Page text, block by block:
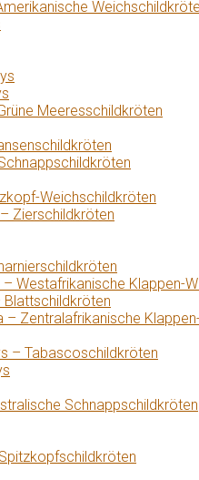
Meeresschildkröten
Weichschildkröten
Zierschildkröten
Westafrikanische Klappen-
Blattschildkröten
– Zentralafrikanische
– Tabascoschildkröten
Schnappschildkröten